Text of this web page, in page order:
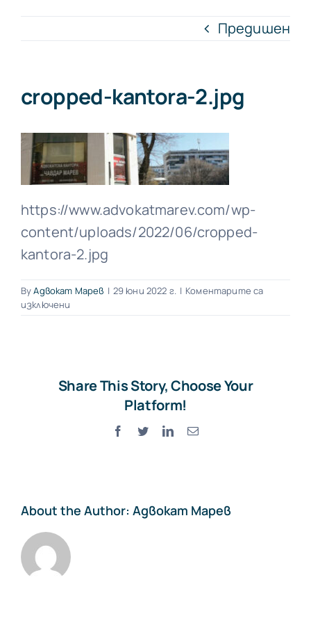
Предишен
cropped-kantora-2.jpg
https://www.advokatmarev.com/wp-
content/uploads/2022/06/cropped-
kantora-2.jpg
ByАдвокат Марев | 29 юни 2022 г. | Коментарите са
изключени
Share This Story, Choose Your
Platform!
Facebook
TwitterLinkedInЕлектронна
About the Author: Адвокат Марев